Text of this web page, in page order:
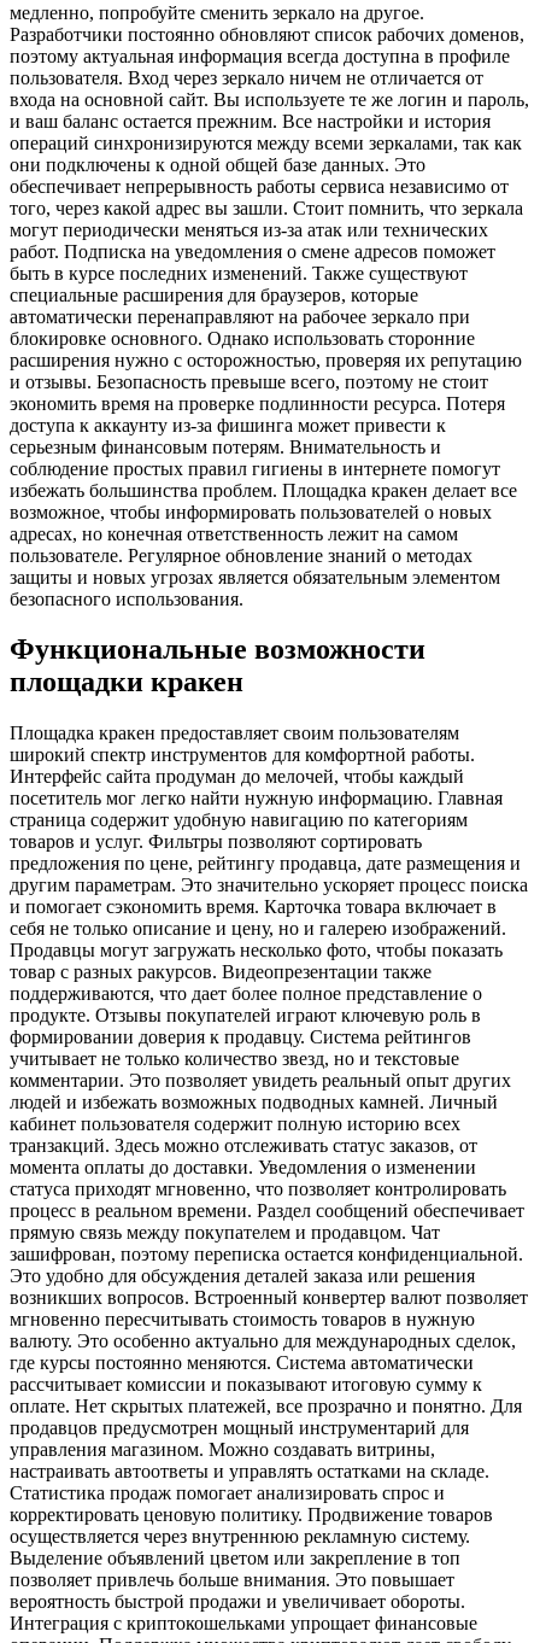
медленно, попробуйте сменить зеркало на другое.
Разработчики постоянно обновляют список рабочих доменов,
поэтому актуальная информация всегда доступна в профиле
пользователя. Вход через зеркало ничем не отличается от
входа на основной сайт. Вы используете те же логин и пароль,
и ваш баланс остается прежним. Все настройки и история
операций синхронизируются между всеми зеркалами, так как
они подключены к одной общей базе данных. Это
обеспечивает непрерывность работы сервиса независимо от
того, через какой адрес вы зашли. Стоит помнить, что зеркала
могут периодически меняться из-за атак или технических
работ. Подписка на уведомления о смене адресов поможет
быть в курсе последних изменений. Также существуют
специальные расширения для браузеров, которые
автоматически перенаправляют на рабочее зеркало при
блокировке основного. Однако использовать сторонние
расширения нужно с осторожностью, проверяя их репутацию
и отзывы. Безопасность превыше всего, поэтому не стоит
экономить время на проверке подлинности ресурса. Потеря
доступа к аккаунту из-за фишинга может привести к
серьезным финансовым потерям. Внимательность и
соблюдение простых правил гигиены в интернете помогут
избежать большинства проблем. Площадка кракен делает все
возможное, чтобы информировать пользователей о новых
адресах, но конечная ответственность лежит на самом
пользователе. Регулярное обновление знаний о методах
защиты и новых угрозах является обязательным элементом
безопасного использования.
Функциональные возможности
площадки кракен
Площадка кракен предоставляет своим пользователям
широкий спектр инструментов для комфортной работы.
Интерфейс сайта продуман до мелочей, чтобы каждый
посетитель мог легко найти нужную информацию. Главная
страница содержит удобную навигацию по категориям
товаров и услуг. Фильтры позволяют сортировать
предложения по цене, рейтингу продавца, дате размещения и
другим параметрам. Это значительно ускоряет процесс поиска
и помогает сэкономить время. Карточка товара включает в
себя не только описание и цену, но и галерею изображений.
Продавцы могут загружать несколько фото, чтобы показать
товар с разных ракурсов. Видеопрезентации также
поддерживаются, что дает более полное представление о
продукте. Отзывы покупателей играют ключевую роль в
формировании доверия к продавцу. Система рейтингов
учитывает не только количество звезд, но и текстовые
комментарии. Это позволяет увидеть реальный опыт других
людей и избежать возможных подводных камней. Личный
кабинет пользователя содержит полную историю всех
транзакций. Здесь можно отслеживать статус заказов, от
момента оплаты до доставки. Уведомления о изменении
статуса приходят мгновенно, что позволяет контролировать
процесс в реальном времени. Раздел сообщений обеспечивает
прямую связь между покупателем и продавцом. Чат
зашифрован, поэтому переписка остается конфиденциальной.
Это удобно для обсуждения деталей заказа или решения
возникших вопросов. Встроенный конвертер валют позволяет
мгновенно пересчитывать стоимость товаров в нужную
валюту. Это особенно актуально для международных сделок,
где курсы постоянно меняются. Система автоматически
рассчитывает комиссии и показывают итоговую сумму к
оплате. Нет скрытых платежей, все прозрачно и понятно. Для
продавцов предусмотрен мощный инструментарий для
управления магазином. Можно создавать витрины,
настраивать автоответы и управлять остатками на складе.
Статистика продаж помогает анализировать спрос и
корректировать ценовую политику. Продвижение товаров
осуществляется через внутреннюю рекламную систему.
Выделение объявлений цветом или закрепление в топ
позволяет привлечь больше внимания. Это повышает
вероятность быстрой продажи и увеличивает обороты.
Интеграция с криптокошельками упрощает финансовые